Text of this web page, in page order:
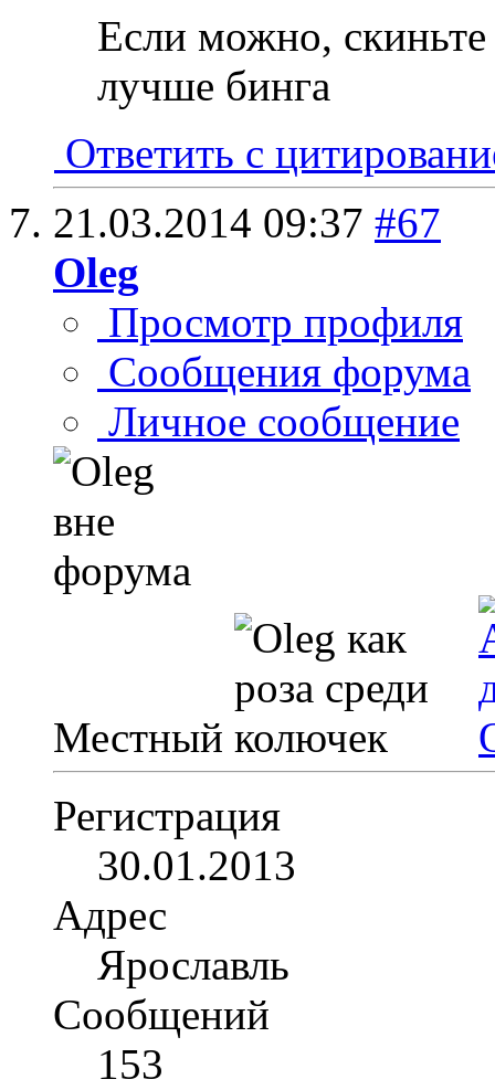
Если можно,
лучше бинга
Ответить с
21.03.2014 09:37 #67
Oleg
Просмотр профиля
Сообщения форума
Личное сообщение
Местный
Регистрация
30.01.2013
Адрес
Ярославль
Сообщений
153